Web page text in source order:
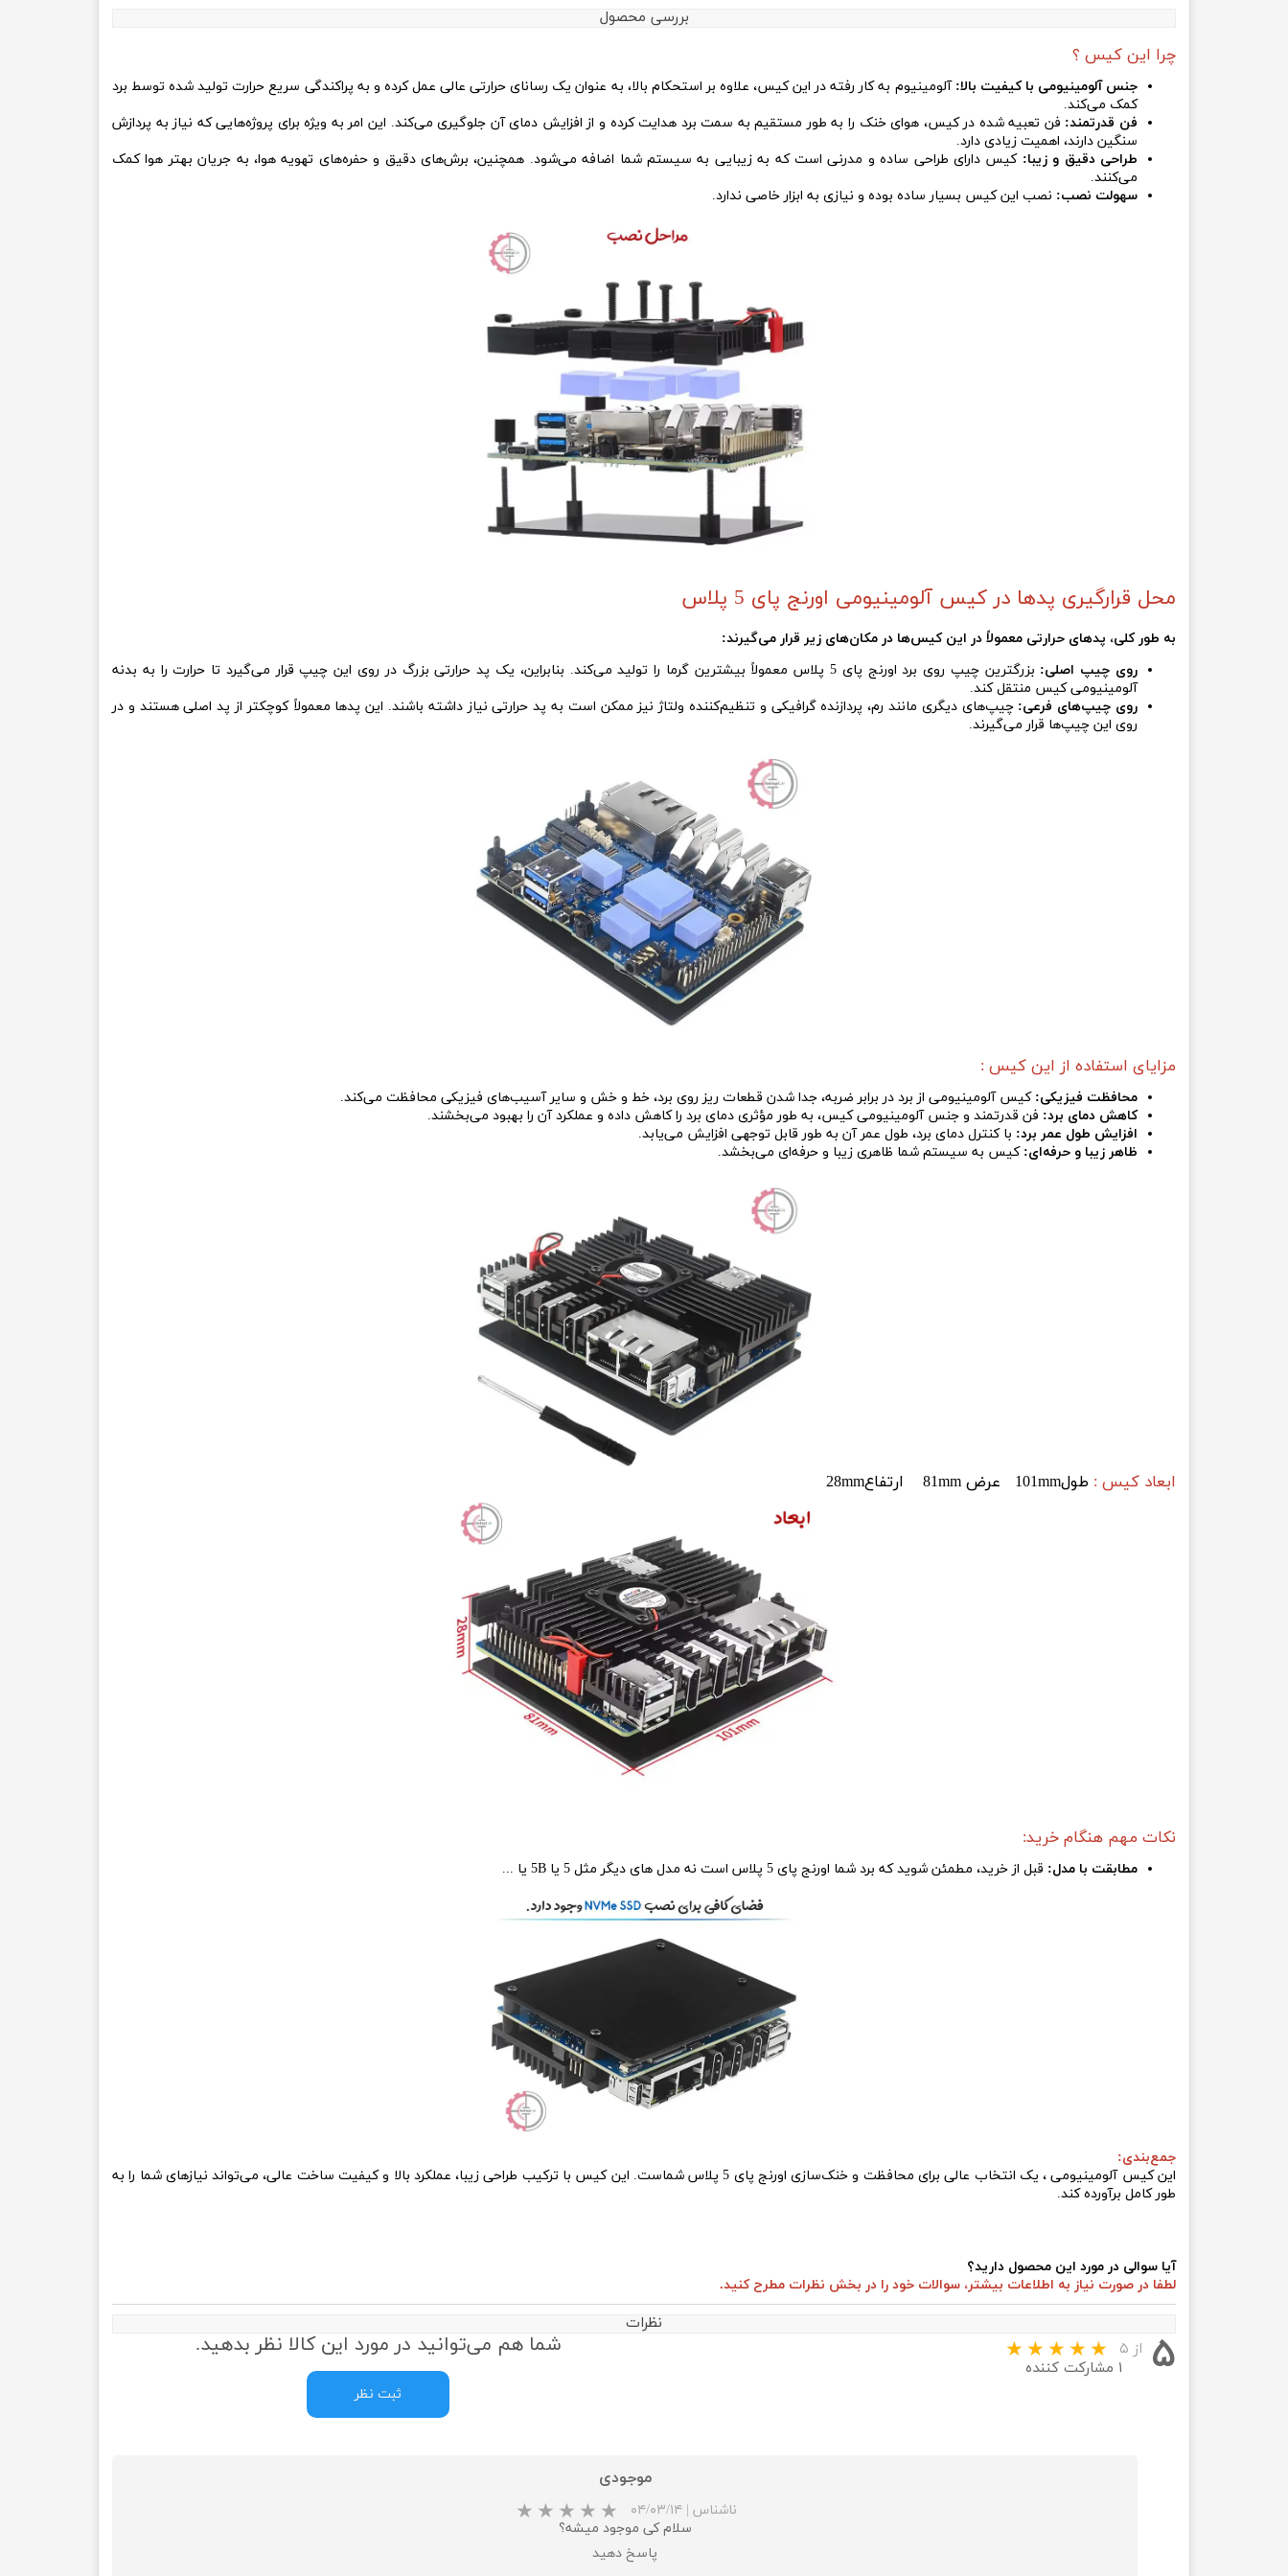
بررسی محصول
چرا این کیس ؟
جنس آلومینیومی با کیفیت بالا: آلومینیوم به کار رفته در این کیس، علاوه بر استحکام بالا، به عنوان یک رسانای حرارتی عالی عمل کرده و به پراکندگی سریع حرارت تولید شده توسط برد
کمک می‌کند.
فن قدرتمند: فن تعبیه شده در کیس، هوای خنک را به طور مستقیم به سمت برد هدایت کرده و از افزایش دمای آن جلوگیری می‌کند. این امر به ویژه برای پروژه‌هایی که نیاز به پردازش
سنگین دارند، اهمیت زیادی دارد.
طراحی دقیق و زیبا: کیس دارای طراحی ساده و مدرنی است که به زیبایی به سیستم شما اضافه می‌شود. همچنین، برش‌های دقیق و حفره‌های تهویه هوا، به جریان بهتر هوا کمک
می‌کنند.
سهولت نصب: نصب این کیس بسیار ساده بوده و نیازی به ابزار خاصی ندارد.
محل قرارگیری پدها در کیس آلومینیومی اورنج پای 5 پلاس
به طور کلی، پدهای حرارتی معمولاً در این کیس‌ها در مکان‌های زیر قرار می‌گیرند:
روی چیپ اصلی:
بزرگترین چیپ روی برد اورنج پای 5 پلاس معمولاً بیشترین گرما را تولید می‌کند. بنابراین، یک پد حرارتی بزرگ در روی این چیپ قرار می‌گیرد تا حرارت را به بدنه
آلومینیومی کیس منتقل کند.
روی چیپ‌های فرعی: چیپ‌های دیگری مانند رم، پردازنده گرافیکی و تنظیم‌کننده ولتاژ نیز ممکن است به پد حرارتی نیاز داشته باشند. این پدها معمولاً کوچکتر از پد اصلی هستند و در
روی این چیپ‌ها قرار می‌گیرند.
مزایای استفاده از این کیس :
محافظت فیزیکی: کیس آلومینیومی از برد در برابر ضربه، جدا شدن قطعات ریز روی برد، خط و خش و سایر آسیب‌های فیزیکی محافظت می‌کند.
کاهش دمای برد: فن قدرتمند و جنس آلومینیومی کیس، به طور مؤثری دمای برد را کاهش داده و عملکرد آن را بهبود می‌بخشند.
افزایش طول عمر برد: با کنترل دمای برد، طول عمر آن به طور قابل توجهی افزایش می‌یابد.
ظاهر زیبا و حرفه‌ای: کیس به سیستم شما ظاهری زیبا و حرفه‌ای می‌بخشد.
ابعاد کیس : طول101mm عرض 81mm ارتفاع28mm
نکات مهم هنگام خرید:
مطابقت با مدل: قبل از خرید، مطمئن شوید که برد شما اورنج پای 5 پلاس است نه مدل های دیگر مثل 5 یا 5B یا ...
جمع‌بندی:
این کیس آلومینیومی ، یک انتخاب عالی برای محافظت و خنک‌سازی اورنج پای 5 پلاس شماست. این کیس با ترکیب طراحی زیبا، عملکرد بالا و کیفیت ساخت عالی، می‌تواند نیازهای شما را به
طور کامل برآورده کند.
آیا سوالی در مورد این محصول دارید؟
لطفا در صورت نیاز به اطلاعات بیشتر، سوالات خود را در بخش نظرات مطرح کنید.
نظرات
۵ از ۵
۱ مشارکت کننده
شما هم می‌توانید در مورد این کالا نظر بدهید.
ثبت نظر
موجودی
ناشناس | ۰۴/۰۳/۱۴
سلام کی موجود میشه؟
پاسخ دهید